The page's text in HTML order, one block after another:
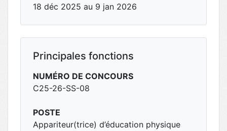
18 déc 2025 au 9 jan 2026
Principales fonctions
NUMÉRO DE CONCOURS
C25-26-SS-08
POSTE
Appariteur(trice) d’éducation physique